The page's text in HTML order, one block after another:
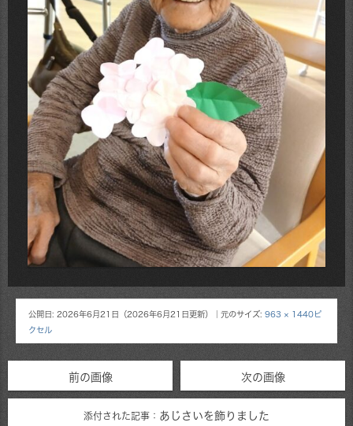
公開日: 2026年6月21日 （2026年6月21日更新） ｜元のサイズ: 963 × 1440ピ
クセル
前の画像 次の画像
添付された記事： あじさいを飾りました